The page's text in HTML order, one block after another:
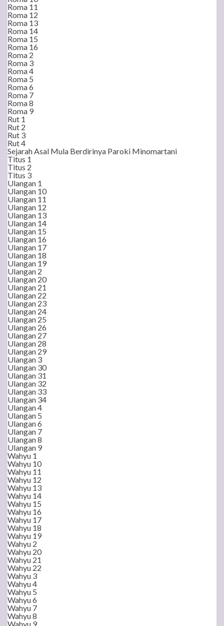
Roma 11
Roma 12
Roma 13
Roma 14
Roma 15
Roma 16
Roma 2
Roma 3
Roma 4
Roma 5
Roma 6
Roma 7
Roma 8
Roma 9
Rut 1
Rut 2
Rut 3
Rut 4
Sejarah Asal Mula Berdirinya Paroki Minomartani
Titus 1
Titus 2
Titus 3
Ulangan 1
Ulangan 10
Ulangan 11
Ulangan 12
Ulangan 13
Ulangan 14
Ulangan 15
Ulangan 16
Ulangan 17
Ulangan 18
Ulangan 19
Ulangan 2
Ulangan 20
Ulangan 21
Ulangan 22
Ulangan 23
Ulangan 24
Ulangan 25
Ulangan 26
Ulangan 27
Ulangan 28
Ulangan 29
Ulangan 3
Ulangan 30
Ulangan 31
Ulangan 32
Ulangan 33
Ulangan 34
Ulangan 4
Ulangan 5
Ulangan 6
Ulangan 7
Ulangan 8
Ulangan 9
Wahyu 1
Wahyu 10
Wahyu 11
Wahyu 12
Wahyu 13
Wahyu 14
Wahyu 15
Wahyu 16
Wahyu 17
Wahyu 18
Wahyu 19
Wahyu 2
Wahyu 20
Wahyu 21
Wahyu 22
Wahyu 3
Wahyu 4
Wahyu 5
Wahyu 6
Wahyu 7
Wahyu 8
Wahyu 9